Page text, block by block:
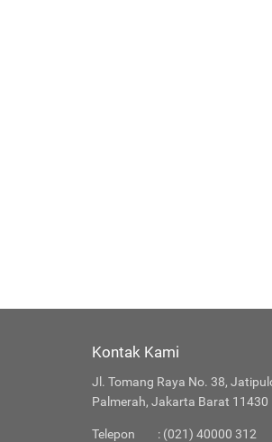
Kontak Kami
Jl. Tomang Raya No. 38,
Palmerah, Jakarta Barat 11430
Telepon
: (021) 40000 312